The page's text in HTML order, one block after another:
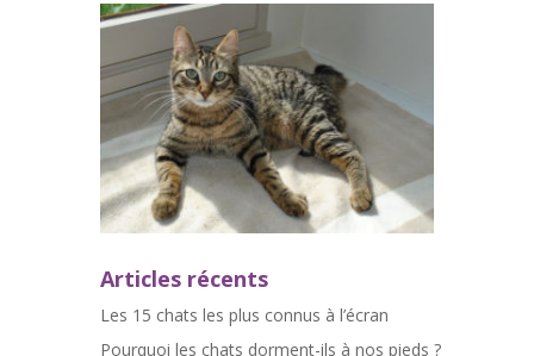
Articles récents
Les 15 chats les plus connus à l’écran
Pourquoi les chats dorment-ils à nos pieds ?